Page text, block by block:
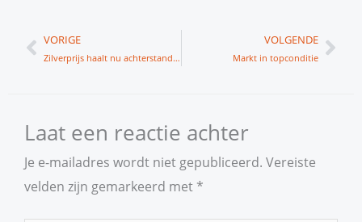
Vorige
VORIGE
Zilverprijs haalt nu achterstand in
VOLGENDE
Markt in topconditie
Laat een reactie achter
Je e-mailadres wordt niet gepubliceerd. Vereiste
velden zijn gemarkeerd met *